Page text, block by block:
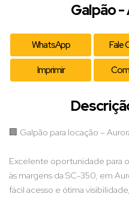
Galpão -
WhatsApp Fale
Imprimir
🏢 Galpão para locação –
Excelente oportunidade para
às margens da SC-350, em
fácil acesso e ótima